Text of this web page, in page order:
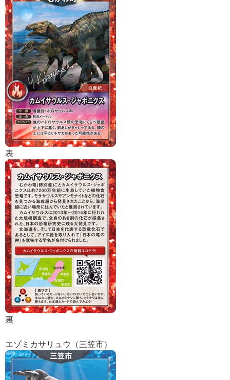
表
裏
エゾミカサリュウ（三笠市）